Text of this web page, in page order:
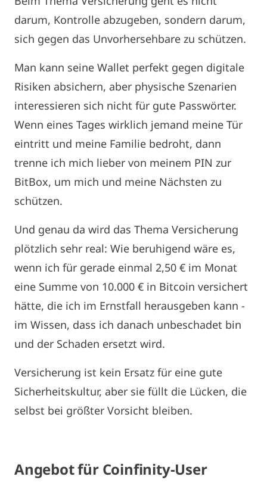
darum, Kontrolle abzugeben, sondern darum,
sich gegen das Unvorhersehbare zu schützen.
Man kann seine Wallet perfekt gegen digitale
Risiken absichern, aber physische Szenarien
interessieren sich nicht für gute Passwörter.
Wenn eines Tages wirklich jemand meine Tür
eintritt und meine Familie bedroht, dann
trenne ich mich lieber von meinem PIN zur
BitBox, um mich und meine Nächsten zu
schützen.
Und genau da wird das Thema Versicherung
plötzlich sehr real: Wie beruhigend wäre es,
wenn ich für gerade einmal 2,50 € im Monat
eine Summe von 10.000 € in Bitcoin versichert
hätte, die ich im Ernstfall herausgeben kann -
im Wissen, dass ich danach unbeschadet bin
und der Schaden ersetzt wird.
Versicherung ist kein Ersatz für eine gute
Sicherheitskultur, aber sie füllt die Lücken, die
selbst bei größter Vorsicht bleiben.
Angebot für Coinfinity-User